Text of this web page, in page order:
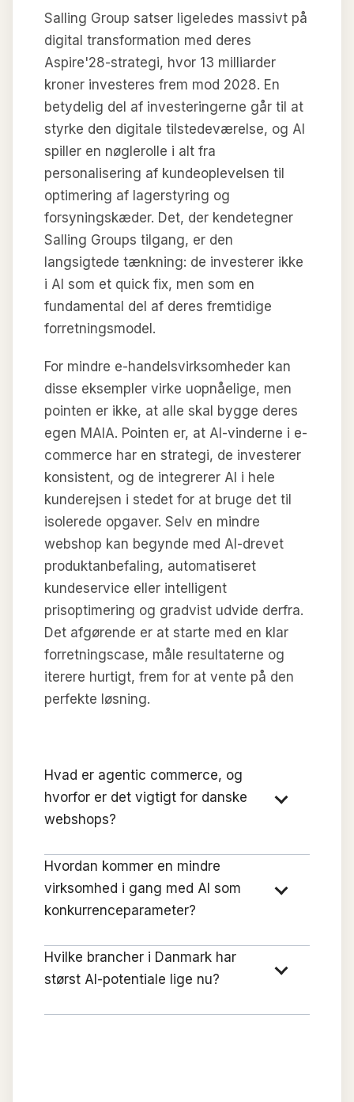
Salling Group satser ligeledes massivt på
digital transformation med deres
Aspire'28-strategi, hvor 13 milliarder
kroner investeres frem mod 2028. En
betydelig del af investeringerne går til at
styrke den digitale tilstedeværelse, og AI
spiller en nøglerolle i alt fra
personalisering af kundeoplevelsen til
optimering af lagerstyring og
forsyningskæder. Det, der kendetegner
Salling Groups tilgang, er den
langsigtede tænkning: de investerer ikke
i AI som et quick fix, men som en
fundamental del af deres fremtidige
forretningsmodel.
For mindre e-handelsvirksomheder kan
disse eksempler virke uopnåelige, men
pointen er ikke, at alle skal bygge deres
egen MAIA. Pointen er, at AI-vinderne i e-
commerce har en strategi, de investerer
konsistent, og de integrerer AI i hele
kunderejsen i stedet for at bruge det til
isolerede opgaver. Selv en mindre
webshop kan begynde med AI-drevet
produktanbefaling, automatiseret
kundeservice eller intelligent
prisoptimering og gradvist udvide derfra.
Det afgørende er at starte med en klar
forretningscase, måle resultaterne og
iterere hurtigt, frem for at vente på den
perfekte løsning.
Hvad er agentic commerce, og
hvorfor er det vigtigt for danske
webshops?
Hvordan kommer en mindre
virksomhed i gang med AI som
konkurrenceparameter?
Hvilke brancher i Danmark har
størst AI-potentiale lige nu?